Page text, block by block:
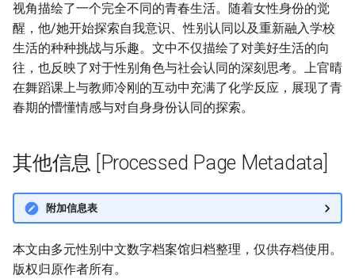
视角描绘了一个完全不同的青春生活。随着女性身份的觉
醒，他/她开始探索自我意识、性别认同以及重新融入学校
生活的种种挑战与乐趣。文中不仅描绘了对美好生活的向
往，也反映了对于性别角色与社会认同的深刻思考。上官晴
在舞蹈课上与教师冷刚的互动中充满了化学反应，展现了青
春期的懵懂情感与对自身身份认同的探索。
其他信息 [Processed Page Metadata]
附加信息表
本文由多元性别中文数字档案馆归档整理，仅供存档使用。
版权归原作者所有。